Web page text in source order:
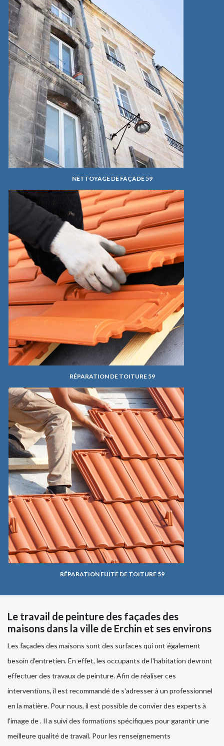
NETTOYAGE DE FAÇADE 59
RÉPARATION DE TOITURE 59
RÉPARATION FUITE DE TOITURE 59
Le travail de peinture des façades des
maisons dans la ville de Erchin et ses environs
Les façades des maisons sont des surfaces qui ont également
besoin d'entretien. En effet, les occupants de l'habitation devront
effectuer des travaux de peinture. Afin de réaliser ces
interventions, il est recommandé de s'adresser à un professionnel
en la matière. Pour nous, il est possible de convier des experts à
l'image de . Il a suivi des formations spécifiques pour garantir une
meilleure qualité de travail. Pour les renseignements